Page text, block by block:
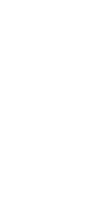
навыки решения